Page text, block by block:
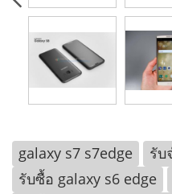
galaxy s7 s7edge
รับ
รับซื้อ galaxy s6 edge